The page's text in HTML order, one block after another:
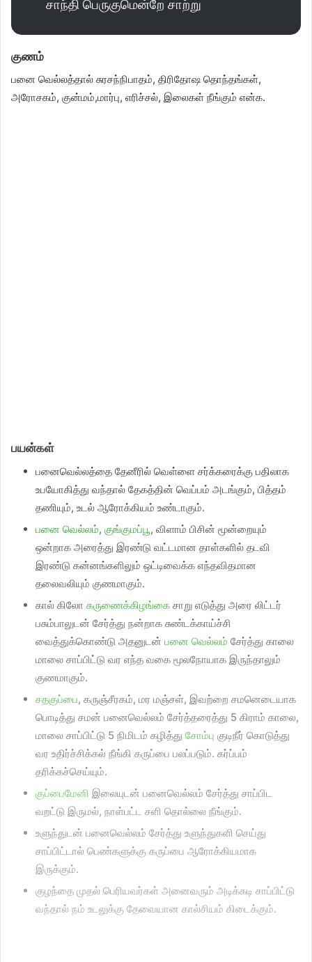
சாந்தி பெருகுமென்றே சாற்று
குணம்
பனை வெல்லத்தால் சுரசந்நிபாதம், திரிதோஷ தொந்தங்கள்,
அரோசகம், குன்மம்,மார்பு, எரிச்சல், இலைகள் நீங்கும் என்க.
பயன்கள்
பனைவெல்லத்தை தேனீரில் வெள்ளை சர்க்கரைக்கு பதிலாக
உபயோகித்து வந்தால் தேகத்தின் வெப்பம் அடங்கும், பித்தம்
தணியும், உடல் ஆரோக்கியம் உண்டாகும்.
பனை வெல்லம், குங்குமப்பூ, விளாம் பிசின் மூன்றையும்
ஒன்றாக அரைத்து இரண்டு வட்டமான தாள்களில் தடவி
இரண்டு கன்னங்களிலும் ஒட்டிவைக்க எந்தவிதமான
தலைவலியும் குணமாகும்.
கால் கிலோ கருணைக்கிழங்கை சாறு எடுத்து அரை லிட்டர்
பசும்பாலுடன் சேர்த்து நன்றாக சுண்டக்காய்ச்சி
வைத்துக்கொண்டு அதனுடன் பனை வெல்லம் சேர்த்து காலை
மாலை சாப்பிட்டு வர எந்த வகை மூலநோயாக இருந்தாலும்
குணமாகும்.
சதகுப்பை, கருஞ்சீரகம், மர மஞ்சள், இவற்றை சமனெடையாக
பொடித்து சமன் பனைவெல்லம் சேர்த்தரைத்து 5 கிராம் காலை,
மாலை சாப்பிட்டு 5 நிமிடம் கழித்து சோம்பு குடிநீர் கொடுத்து
வர உதிர்ச்சிக்கல் நீங்கி கருப்பை பலப்படும். கர்ப்பம்
தரிக்கச்செய்யும்.
குப்பைமேனி இலையுடன் பனைவெல்லம் சேர்த்து சாப்பிட
வறட்டு இருமல், நாள்பட்ட சளி தொல்லை நீங்கும்.
உளுந்துடன் பனைவெல்லம் சேர்த்து உளுந்துகளி செய்து
சாப்பிட்டால் பெண்களுக்கு கருப்பை ஆரோக்கியமாக
இருக்கும்.
குழந்தை முதல் பெரியவர்கள் அனைவரும் அடிக்கடி சாப்பிட்டு
வந்தால் நம் உடலுக்கு தேவையான கால்சியம் கிடைக்கும்.